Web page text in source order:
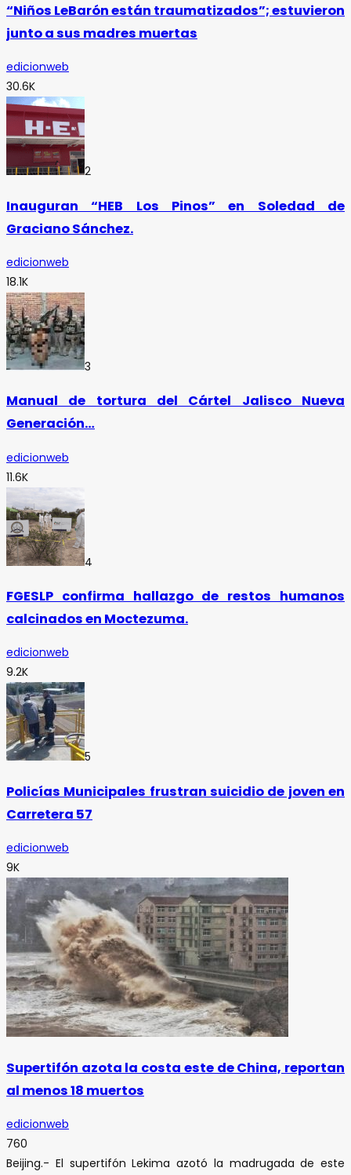
“Niños LeBarón están traumatizados”; estuvieron
junto a sus madres muertas
edicionweb
30.6K
2
Inauguran “HEB Los Pinos” en Soledad de
Graciano Sánchez.
edicionweb
18.1K
3
Manual de tortura del Cártel Jalisco Nueva
Generación…
edicionweb
11.6K
4
FGESLP confirma hallazgo de restos humanos
calcinados en Moctezuma.
edicionweb
9.2K
5
Policías Municipales frustran suicidio de joven en
Carretera 57
edicionweb
9K
Supertifón azota la costa este de China, reportan
al menos 18 muertos
edicionweb
760
Beijing.- El supertifón Lekima azotó la madrugada de este